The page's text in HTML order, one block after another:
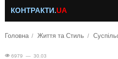
КОНТРАКТИ.UA
Головна Життя та Стиль
6979 — 30.03